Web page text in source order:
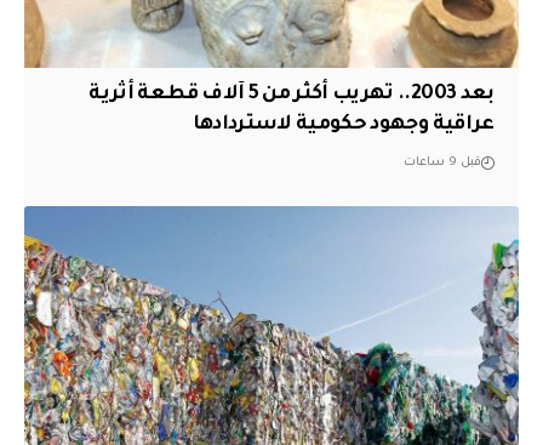
بعد 2003.. تهريب أكثر من 5 آلاف قطعة أثرية
عراقية وجهود حكومية لاستردادها
قبل 9 ساعات